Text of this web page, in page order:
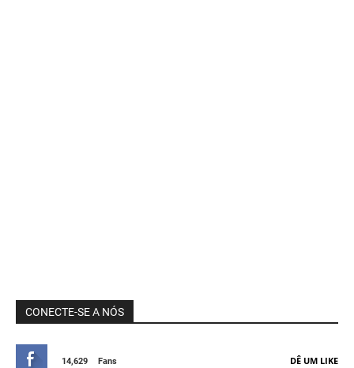
CONECTE-SE A NÓS
14,629 Fans DÊ UM LIKE